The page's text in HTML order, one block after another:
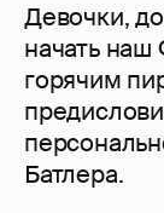
Девочки,
начать
горячим
Батлера.